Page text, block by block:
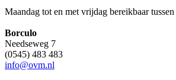
Maandag tot en met vrijdag bereikbaar
Borculo
Needseweg 7
(0545) 483 483
info@ovm.nl